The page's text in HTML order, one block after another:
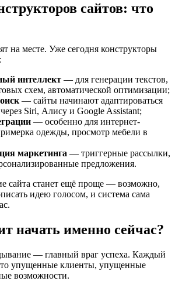
сайтов: что
на месте. Уже сегодня конструкторы
интеллект — для генерации текстов,
схем, автоматической оптимизации;
— сайты начинают адаптироваться
Siri, Алису и Google Assistant;
— особенно для интернет-
одежды, просмотр мебели в
маркетинга — триггерные рассылки,
предложения.
сайта станет ещё проще — возможно,
идею голосом, и система сама
начать именно сейчас?
— главный враг успеха. Каждый
упущенные клиенты, упущенные
возможности.